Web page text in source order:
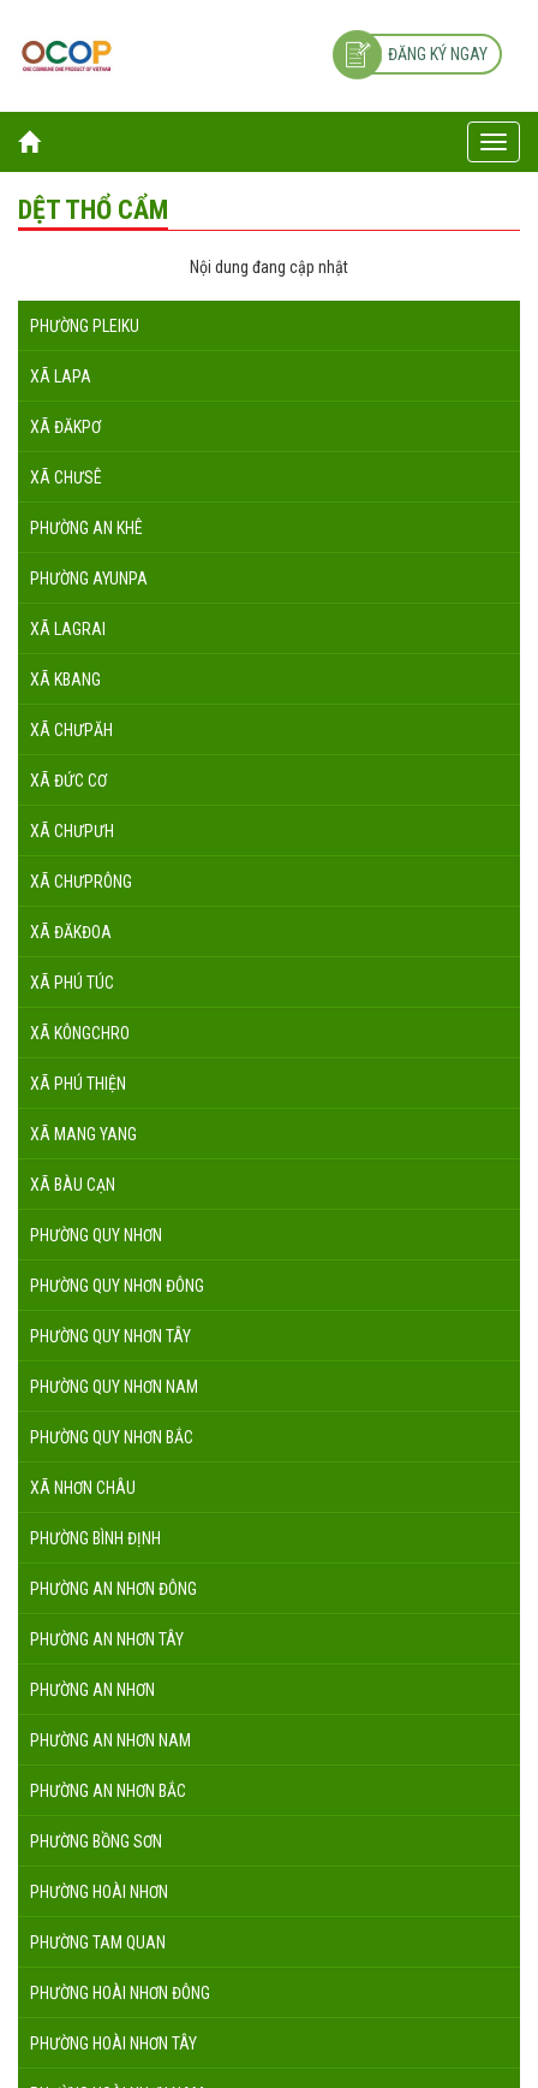
ĐĂNG KÝ NGAY
Toggle
DỆT THỔ CẨM
Nội dung đang cập nhật
PHƯỜNG PLEIKU
XÃ LAPA
XÃ ĐĂKPƠ
XÃ CHƯSÊ
PHƯỜNG AN KHÊ
PHƯỜNG AYUNPA
XÃ LAGRAI
XÃ KBANG
XÃ CHƯPĂH
XÃ ĐỨC CƠ
XÃ CHƯPƯH
XÃ CHƯPRÔNG
XÃ ĐĂKĐOA
XÃ PHÚ TÚC
XÃ KÔNGCHRO
XÃ PHÚ THIỆN
XÃ MANG YANG
XÃ BÀU CẠN
PHƯỜNG QUY NHƠN
PHƯỜNG QUY NHƠN ĐÔNG
PHƯỜNG QUY NHƠN TÂY
PHƯỜNG QUY NHƠN NAM
PHƯỜNG QUY NHƠN BẮC
XÃ NHƠN CHÂU
PHƯỜNG BÌNH ĐỊNH
PHƯỜNG AN NHƠN ĐÔNG
PHƯỜNG AN NHƠN TÂY
PHƯỜNG AN NHƠN
PHƯỜNG AN NHƠN NAM
PHƯỜNG AN NHƠN BẮC
PHƯỜNG BỒNG SƠN
PHƯỜNG HOÀI NHƠN
PHƯỜNG TAM QUAN
PHƯỜNG HOÀI NHƠN ĐÔNG
PHƯỜNG HOÀI NHƠN TÂY